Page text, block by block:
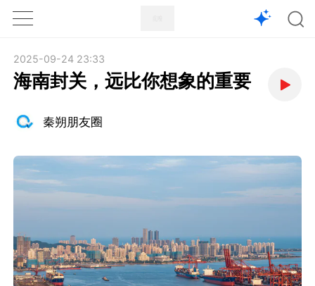
1X
2025-09-24 23:33
海南封关，远比你想象的重要
秦朔朋友圈